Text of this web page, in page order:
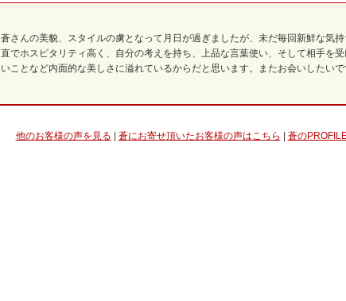
蒼さんの美貌、スタイルの虜となって月日が過ぎましたが、未だ毎回新鮮な気
直でホスピタリティ高く、自分の考えを持ち、上品な言葉使い、そして相手を
いことなど内面的な美しさに溢れているからだと思います。またお会いしたいで
他のお客様の声を見る 蒼にお寄せ頂いたお客様の声はこちら 蒼の